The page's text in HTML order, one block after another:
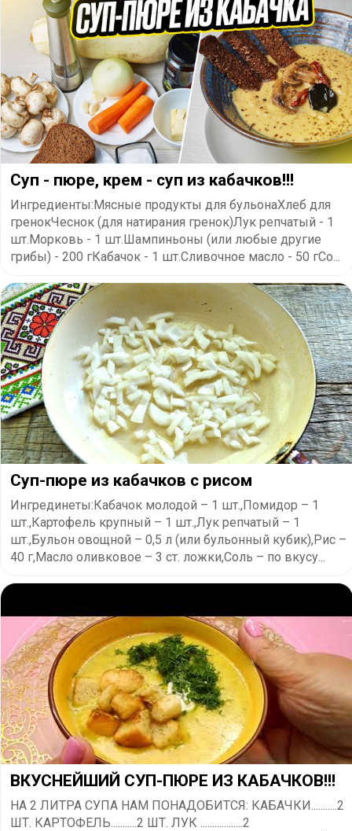
Суп - пюре, крем - суп из кабачков!!!
Ингредиенты:Мясные продукты для бульонаХлеб для
гренокЧеснок (для натирания гренок)Лук репчатый - 1
шт.Морковь - 1 шт.Шампиньоны (или любые другие
грибы) - 200 гКабачок - 1 шт.Сливочное масло - 50 гСо...
Суп-пюре из кабачков с рисом
Ингрединеты:Кабачок молодой – 1 шт.,Помидор – 1
шт.,Картофель крупный – 1 шт.,Лук репчатый – 1
шт.,Бульон овощной – 0,5 л (или бульонный кубик),Рис –
40 г,Масло оливковое – 3 ст. ложки,Соль – по вкусу...
ВКУСНЕЙШИЙ СУП-ПЮРЕ ИЗ КАБАЧКОВ!!!
НА 2 ЛИТРА СУПА НАМ ПОНАДОБИТСЯ: КАБАЧКИ...........2
ШТ. КАРТОФЕЛЬ...........2 ШТ. ЛУК ..................2